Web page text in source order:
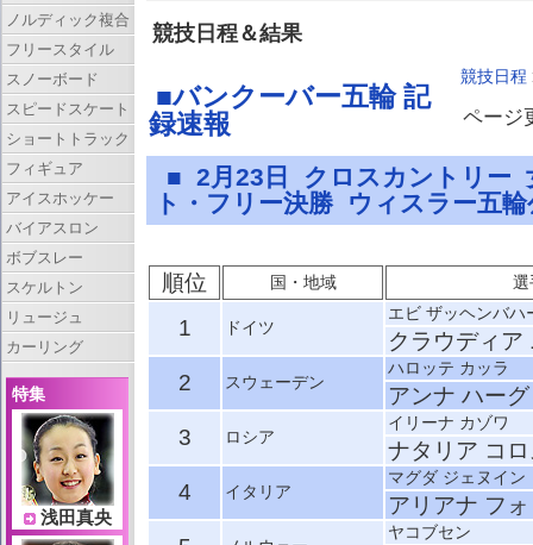
競技日程＆結果
■バンクーバー五輪 記
録速報
競技日程
ページ
■ 2月23日 クロスカントリー
ト・フリー決勝 ウィスラー五
順位 国・地域 選
1 ドイツ
エビ ザッヘンバハ
クラウディア
2
スウェーデン
ハロッテ カッラ
アンナ ハーグ
3
ロシア
イリーナ カゾワ
ナタリア コ
4
イタリア
マグダ ジェヌイン
アリアナ フ
ヤコブセン
ノルディック複合
フリースタイル
スノーボード
スピードスケート
ショートトラック
フィギュア
アイスホッケー
バイアスロン
ボブスレー
スケルトン
リュージュ
カーリング
特集
浅田真央